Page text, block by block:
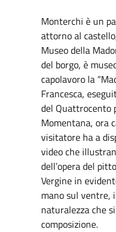
Monterchi è un
attorno al
Museo della
del borgo, è
capolavoro la
Francesca,
del Quattrocento
Momentana, ora
visitatore ha a
video che
dell’opera del
Vergine in
mano sul ventre,
naturalezza che
composizione.